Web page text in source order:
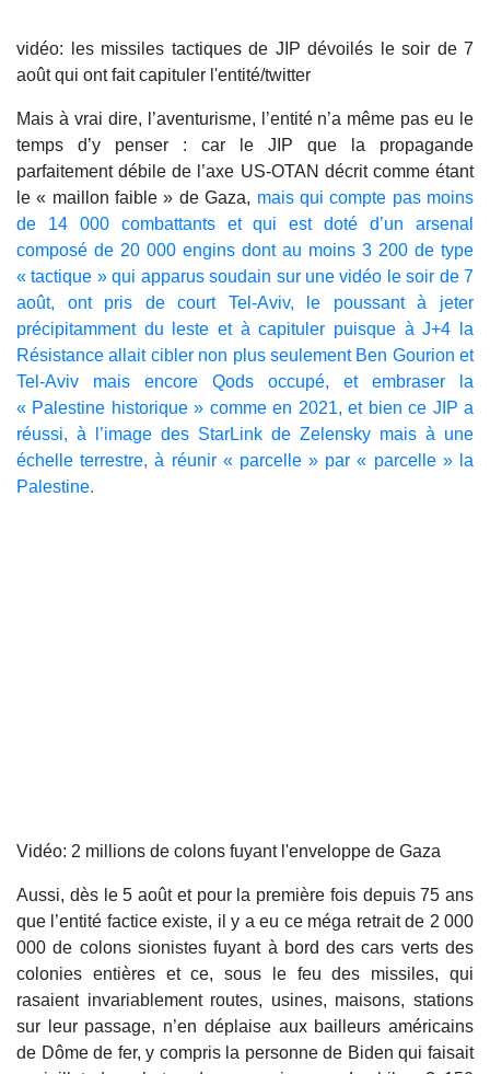
vidéo: les missiles tactiques de JIP dévoilés le soir de 7
août qui ont fait capituler l'entité/twitter
Mais à vrai dire, l’aventurisme, l’entité n’a même pas eu le
temps d’y penser : car le JIP que la propagande
parfaitement débile de l’axe US-OTAN décrit comme étant
le « maillon faible » de Gaza, mais qui compte pas moins
de 14 000 combattants et qui est doté d’un arsenal
composé de 20 000 engins dont au moins 3 200 de type
« tactique » qui apparus soudain sur une vidéo le soir de 7
août, ont pris de court Tel-Aviv, le poussant à jeter
précipitamment du leste et à capituler puisque à J+4 la
Résistance allait cibler non plus seulement Ben Gourion et
Tel-Aviv mais encore Qods occupé, et embraser la
« Palestine historique » comme en 2021, et bien ce JIP a
réussi, à l’image des StarLink de Zelensky mais à une
échelle terrestre, à réunir « parcelle » par « parcelle » la
Palestine.
Vidéo: 2 millions de colons fuyant l'enveloppe de Gaza
Aussi, dès le 5 août et pour la première fois depuis 75 ans
que l’entité factice existe, il y a eu ce méga retrait de 2 000
000 de colons sionistes fuyant à bord des cars verts des
colonies entières et ce, sous le feu des missiles, qui
rasaient invariablement routes, usines, maisons, stations
sur leur passage, n’en déplaise aux bailleurs américains
de Dôme de fer, y compris la personne de Biden qui faisait